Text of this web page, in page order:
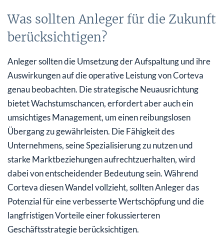
Was sollten Anleger für die Zukunft
berücksichtigen?
Anleger sollten die Umsetzung der Aufspaltung und ihre
Auswirkungen auf die operative Leistung von Corteva
genau beobachten. Die strategische Neuausrichtung
bietet Wachstumschancen, erfordert aber auch ein
umsichtiges Management, um einen reibungslosen
Übergang zu gewährleisten. Die Fähigkeit des
Unternehmens, seine Spezialisierung zu nutzen und
starke Marktbeziehungen aufrechtzuerhalten, wird
dabei von entscheidender Bedeutung sein. Während
Corteva diesen Wandel vollzieht, sollten Anleger das
Potenzial für eine verbesserte Wertschöpfung und die
langfristigen Vorteile einer fokussierteren
Geschäftsstrategie berücksichtigen.